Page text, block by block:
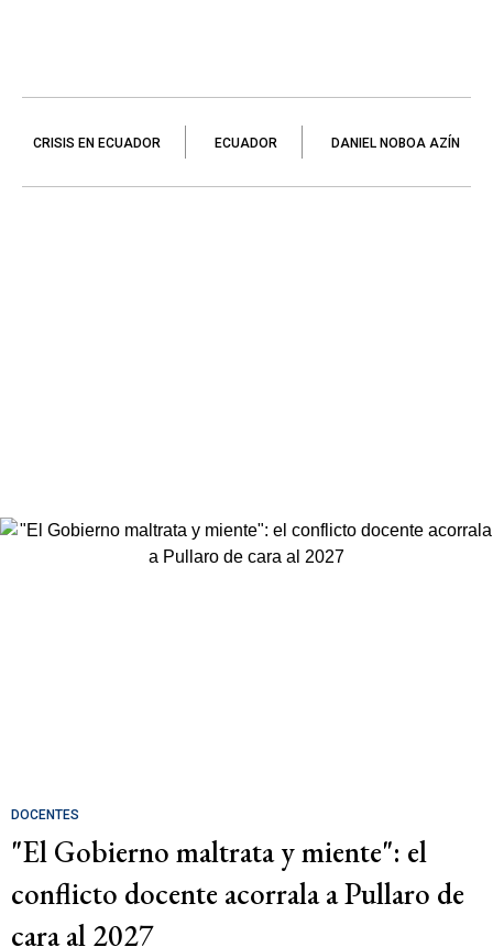
CRISIS EN ECUADOR ECUADOR DANIEL NOBOA AZÍN
DOCENTES
"El Gobierno maltrata y miente": el
conflicto docente acorrala a Pullaro de
cara al 2027